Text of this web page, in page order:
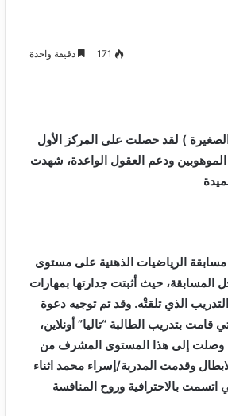
171 دقيقة واحدة
) لقد حصلت على المركز الأول
الموهوبين ودعم العقول الواعدة، شهدت
مسابقة الرياضيات الذهنية على مستوى
المسابقة، حيث أثبتت جدارتها بمهارات
الذي تلقتْه. وقد تم توجيه دعوة
بتدريب الطالبة “تاليا” أونلاين،
حتى وصلت إلى هذا المستوى المشرف من
وقدمت المدربة/إسراء محمد اثناء
اتسمت بالاحترافية وروح المنافسة